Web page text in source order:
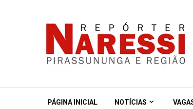
PÁGINA INICIAL NOTÍCIAS